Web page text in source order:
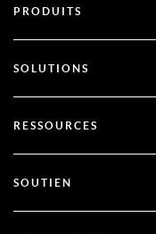
PRODUITS
SecurID
SOLUTIONS
Authentification
RESSOURCES
Blog
SOUTIEN